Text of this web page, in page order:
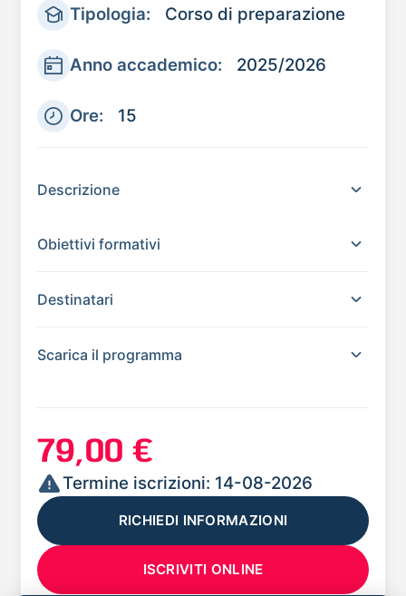
Tipologia: Corso di preparazione
Anno accademico: 2025/2026
Ore: 15
Descrizione
Obiettivi formativi
Destinatari
Scarica il programma
79,00 €
Termine iscrizioni: 14-08-2026
RICHIEDI INFORMAZIONI
ISCRIVITI ONLINE